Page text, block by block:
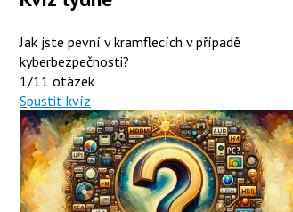
Jak jste pevní v kramflecích v případě
kyberbezpečnosti?
1/11 otázek
Spustit kvíz